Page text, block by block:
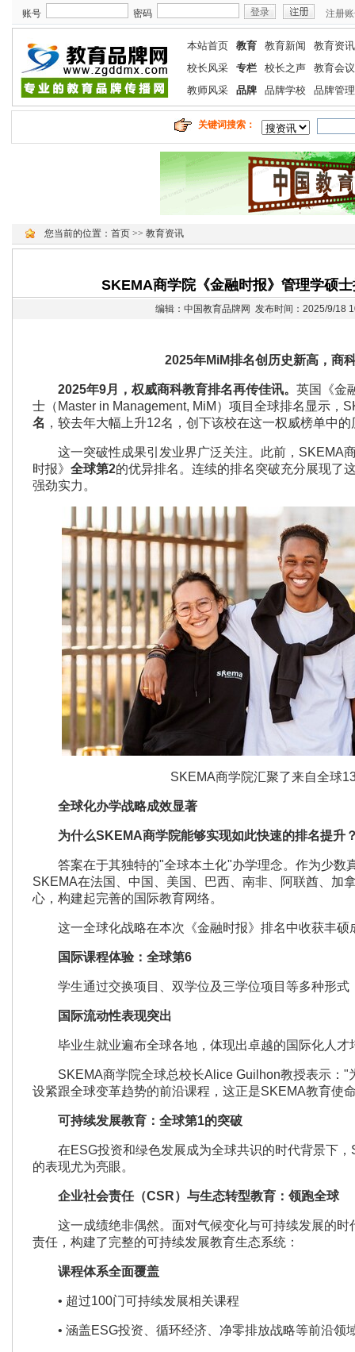
账号 密码 注册
本站首页 教育 教育新闻
教育资讯
校长风采
专栏 校长之声
教育会议
教师风采
品牌 品牌学校 品牌管理
关键词搜索：
您当前的位置： 首页 >> 教育资讯
SKEMA商学院《金融时报》管理学硕
编辑：中国教育品牌网 发布时间：2025/9/18
2025年MiM排名创历史新高，商
2025年9月，权威商科教育排名再传佳讯。 英国《金
士（Master in Management, MiM）项目全球排名显示，
名 ，较去年大幅上升12名，创下该校在这一权威榜单中
这一突破性成果引发业界广泛关注。此前，SKEMA
时报》 全球第2的优异排名。连续的排名突破充分展现了
强劲实力。
SKEMA商学院汇聚了来自全球
全球化办学战略成效显著
为什么SKEMA商学院能够实现如此快速的排名提升
答案在于其独特的"全球本土化"办学理念。作为少数
SKEMA在法国、中国、美国、巴西、南非、阿联酋、加
心，构建起完善的国际教育网络。
这一全球化战略在本次《金融时报》排名中收获丰硕
国际课程体验：全球第6
学生通过交换项目、双学位及三学位项目等多种形式
国际流动性表现突出
毕业生就业遍布全球各地，体现出卓越的国际化人才
SKEMA商学院全球总校长Alice Guilhon教授表示："
设紧跟全球变革趋势的前沿课程，这正是SKEMA教育使
可持续发展教育：全球第1的突破
在ESG投资和绿色发展成为全球共识的时代背景下，
的表现尤为亮眼。
企业社会责任（CSR）与生态转型教育：领跑全球
这一成绩绝非偶然。面对气候变化与可持续发展的时
责任，构建了完整的可持续发展教育生态系统：
课程体系全面覆盖
• 超过100门可持续发展相关课程
• 涵盖ESG投资、循环经济、净零排放战略等前沿领